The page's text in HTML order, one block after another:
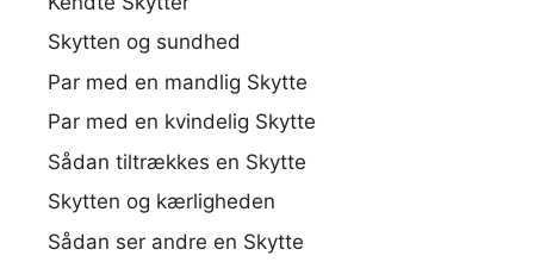
Skytten og sundhed
Par med en mandlig Skytte
Par med en kvindelig Skytte
Sådan tiltrækkes en Skytte
Skytten og kærligheden
Sådan ser andre en Skytte